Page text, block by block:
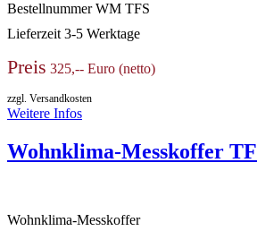
BestellnummerWM TFS
Lieferzeit 3-5 Werktage
Preis 325,-- Euro (netto)
zzgl. Versandkosten
Weitere Infos
Wohnklima-Messkoffer
Wohnklima-Messkoffer